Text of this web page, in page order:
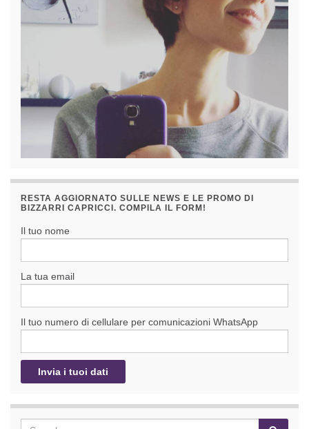
RESTA AGGIORNATO SULLE NEWS E LE PROMO DI
BIZZARRI CAPRICCI. COMPILA IL FORM!
Il tuo nome
La tua email
Il tuo numero di cellulare per comunicazioni WhatsApp